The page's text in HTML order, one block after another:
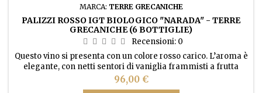
MARCA: TERRE GRECANICHE
PALIZZI ROSSO IGT BIOLOGICO "NARADA" - TERRE
GRECANICHE (6 BOTTIGLIE)
Recensioni: 0
Questo vino si presenta con un colore rosso carico. L’aroma è
elegante, con netti sentori di vaniglia frammisti a frutta
matura e spezie. Al gusto dimostra grande spessore,
piacevole armonia e lunga persistenza
Prezzo
96,00 €